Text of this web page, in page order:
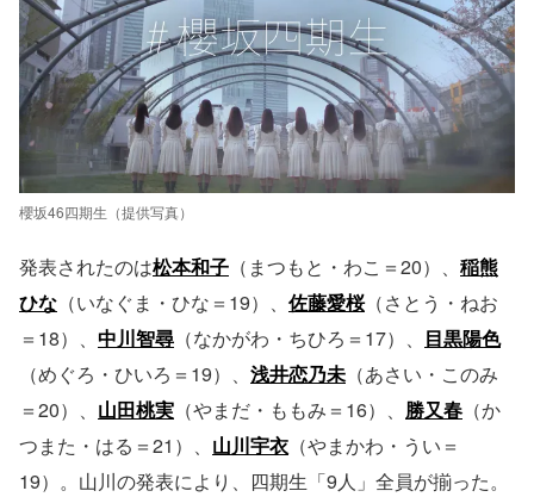
櫻坂46四期生（提供写真）
発表されたのは松本和子 （まつもと・わこ＝20）、 稲熊
ひな （いなぐま・ひな＝19）、 佐藤愛桜（さとう・ねお
＝18）、 中川智尋 （なかがわ・ちひろ＝17）、 目黒陽色
（めぐろ・ひいろ＝19）、 浅井恋乃未 （あさい・このみ
＝20）、 山田桃実 （やまだ・ももみ＝16）、 勝又春 （か
つまた・はる＝21）、 山川宇衣 （やまかわ・うい＝
19）。山川の発表により、四期生「9人」全員が揃った。